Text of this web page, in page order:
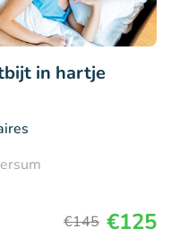
in hartje
€145 €125